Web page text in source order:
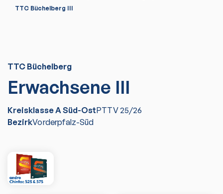
TTC Büchelberg III
TTC Büchelberg
Erwachsene III
Kreisklasse A Süd-OstPTTV25/26
BezirkVorderpfalz-Süd